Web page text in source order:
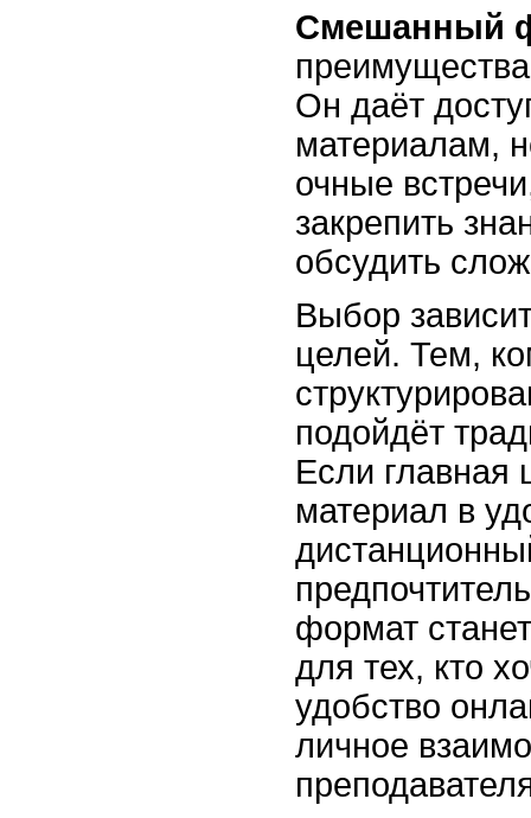
Смешанный
Он даёт
материалам,
очные
закрепить
обсудить
Выбор
целей. Тем,
подойдёт
Если главная
материал в
формат
для тех, кто
удобство
личное